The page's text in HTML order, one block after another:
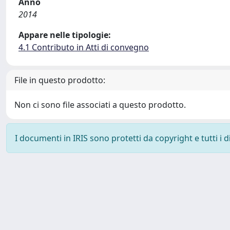
2014
Appare nelle tipologie:
4.1 Contributo in Atti di convegno
File in questo prodotto:
Non ci sono file associati a questo prodotto.
I documenti in IRIS sono protetti da copyright e tutti i